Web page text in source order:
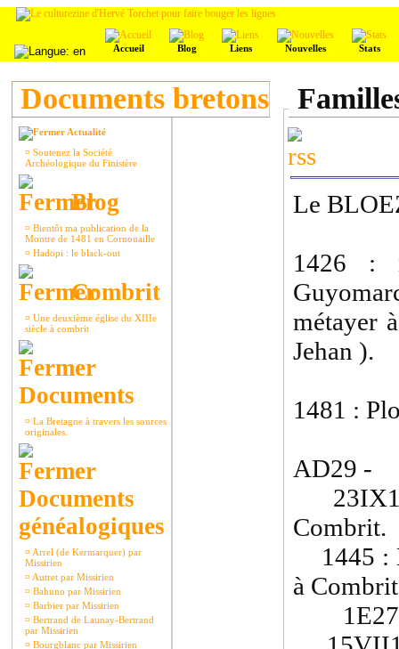
Accueil Blog Liens Nouvelles Stats
Documents bretons
Actualité
¤ Soutenez la Société
Archéologique du Finistère
Blog
¤ Bientôt ma publication de la
Montre de 1481 en Cornouaille
¤ Hadopi : le black-out
Combrit
¤ Une deuxième église du XIIIe
siècle à combrit
Documents
¤ La Bretagne à travers les sources
originales.
Documents
généalogiques
¤ Arrel (de Kermarquer) par
Missirien
¤ Autret par Missirien
¤ Bahuno par Missirien
¤ Barbier par Missirien
¤ Bertrand de Launay-Bertrand
par Missirien
¤ Bourgblanc par Missirien
Le
1426 :
métayer
Jehan ).
1481 :
AD29 -
Combrit.
1445 :
à